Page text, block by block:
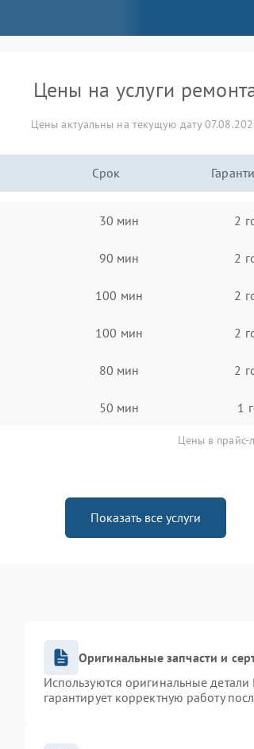
Цены на услуги
Цены актуальны на текущую дату
Срок
30 мин 2
90 мин 2
100 мин 2
100 мин 2
80 мин 2
50 мин 1
Цены в прайс-
Показать все услуги
Оригинальные запчасти и
Используются оригинальные
гарантирует корректную работу